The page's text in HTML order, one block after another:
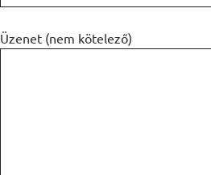
Üzenet (nem kötelező)